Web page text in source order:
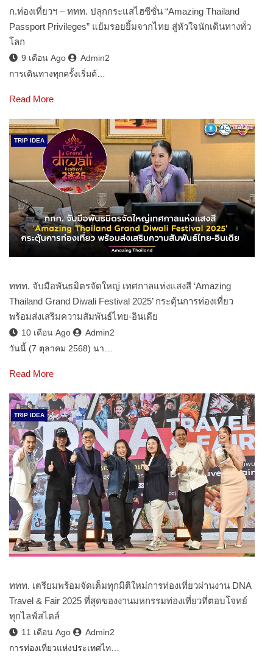
ก.ท่องเที่ยวฯ – ททท. ปลุกกระแสไฮซีซั่น “Amazing Thailand
Passport Privileges” แย้มรอยยิ้มจากไทย สู่หัวใจนักเดินทางทั่ว
โลก
9 เดือน Ago
Admin2
การเดินทางทุกครั้งเริ่มต้…
Read More
TRIP IDEA
ททท. จับมือพันธมิตรจัดใหญ่ เทศกาลแห่งแสงสี ‘Amazing
Thailand Grand Diwali Festival 2025’ กระตุ้นการท่องเที่ยว
พร้อมส่งเสริมความสัมพันธ์ไทย-อินเดีย
10 เดือน Ago
Admin2
วันนี้ (7 ตุลาคม 2568) นา…
Read More
TRIP IDEA
ททท. เตรียมพร้อมจัดเต็มทุกมิติใหม่การท่องเที่ยวผ่านงาน DNA
Travel & Fair 2025 ที่สุดของงานมหกรรมท่องเที่ยวที่ตอบโจทย์
ทุกไลฟ์สไตล์
11 เดือน Ago
Admin2
การท่องเที่ยวแห่งประเทศไท…